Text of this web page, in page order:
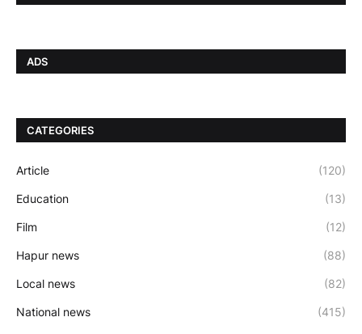
ADS
CATEGORIES
Article (120)
Education (13)
Film (12)
Hapur news (88)
Local news (82)
National news (415)